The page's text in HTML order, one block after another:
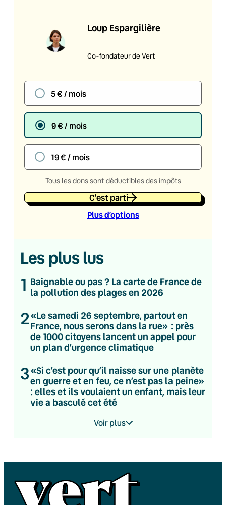
Loup Espargilière
Co-fondateur de Vert
5 € / mois
9 € / mois
19 € / mois
Tous les dons sont déductibles des impôts
C'est parti
Plus d’options
Les plus lus
1 Baignable ou pas ? La carte de France de
la pollution des plages en 2026
2«Le samedi 26 septembre, partout en
France, nous serons dans la rue» : près
de 1000 citoyens lancent un appel pour
un plan d’urgence climatique
3«Si c’est pour qu’il naisse sur une planète
en guerre et en feu, ce n’est pas la peine»
: elles et ils voulaient un enfant, mais leur
vie a basculé cet été
Voir plus